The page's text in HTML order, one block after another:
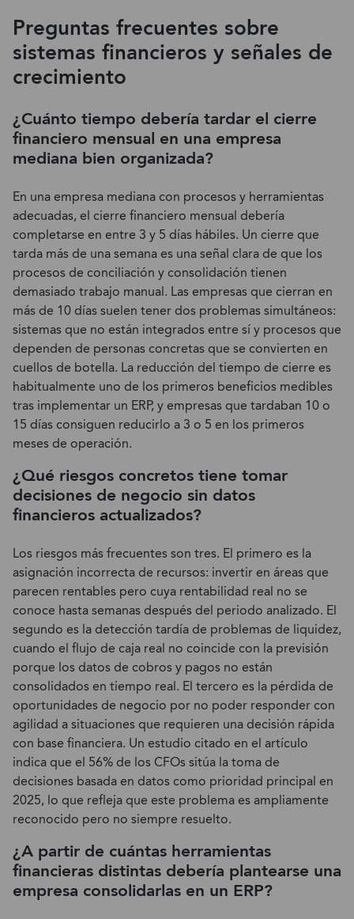
Preguntas frecuentes sobre
sistemas financieros y señales de
crecimiento
¿Cuánto tiempo debería tardar el cierre
financiero mensual en una empresa
mediana bien organizada?
En una empresa mediana con procesos y herramientas
adecuadas, el cierre financiero mensual debería
completarse en entre 3 y 5 días hábiles. Un cierre que
tarda más de una semana es una señal clara de que los
procesos de conciliación y consolidación tienen
demasiado trabajo manual. Las empresas que cierran en
más de 10 días suelen tener dos problemas simultáneos:
sistemas que no están integrados entre sí y procesos que
dependen de personas concretas que se convierten en
cuellos de botella. La reducción del tiempo de cierre es
habitualmente uno de los primeros beneficios medibles
tras implementar un ERP, y empresas que tardaban 10 o
15 días consiguen reducirlo a 3 o 5 en los primeros
meses de operación.
¿Qué riesgos concretos tiene tomar
decisiones de negocio sin datos
financieros actualizados?
Los riesgos más frecuentes son tres. El primero es la
asignación incorrecta de recursos: invertir en áreas que
parecen rentables pero cuya rentabilidad real no se
conoce hasta semanas después del periodo analizado. El
segundo es la detección tardía de problemas de liquidez,
cuando el flujo de caja real no coincide con la previsión
porque los datos de cobros y pagos no están
consolidados en tiempo real. El tercero es la pérdida de
oportunidades de negocio por no poder responder con
agilidad a situaciones que requieren una decisión rápida
con base financiera. Un estudio citado en el artículo
indica que el 56% de los CFOs sitúa la toma de
decisiones basada en datos como prioridad principal en
2025, lo que refleja que este problema es ampliamente
reconocido pero no siempre resuelto.
¿A partir de cuántas herramientas
financieras distintas debería plantearse una
empresa consolidarlas en un ERP?